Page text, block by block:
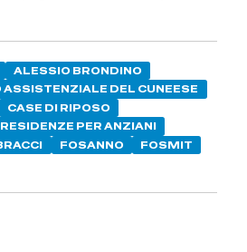
ALESSIO BRONDINO
ASSISTENZIALE DEL CUNEESE
CASE DI RIPOSO
RESIDENZE PER ANZIANI
FOSANNO
FOSMIT